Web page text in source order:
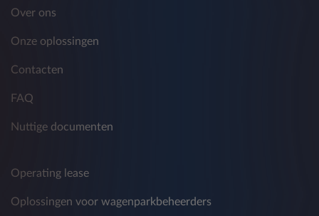
geanonimiseerd of verwijderd.
andere bedrijven worden aangeboden.
persoonsgegevens aan de partnerbedrijven van
niet beperkt tot, derden en/of andere bedrijven
Over ons
Onze oplossingen
Contacten
FAQ
Nuttige documenten
Operating lease
Oplossingen voor wagenparkbeheerders